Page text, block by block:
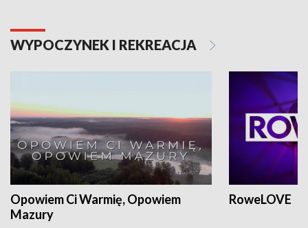
WYPOCZYNEK I REKREACJA
Opowiem Ci Warmię, Opowiem
Mazury
RoweLOVE